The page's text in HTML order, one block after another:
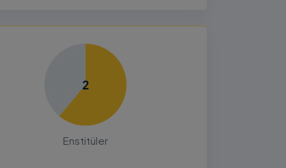
2
Enstitüler